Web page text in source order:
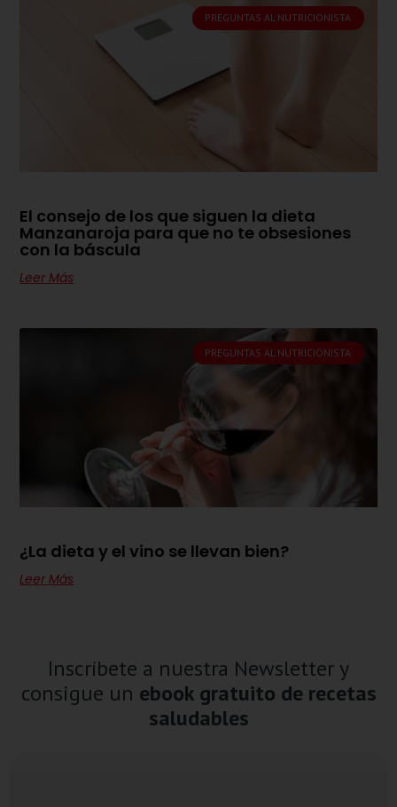
PREGUNTAS AL NUTRICIONISTA
El consejo de los que siguen la dieta
Manzanaroja para que no te obsesiones
con la báscula
Leer Más
PREGUNTAS AL NUTRICIONISTA
¿La dieta y el vino se llevan bien?
Leer Más
Inscríbete a nuestra Newsletter y
consigue un ebook gratuito de recetas
saludables